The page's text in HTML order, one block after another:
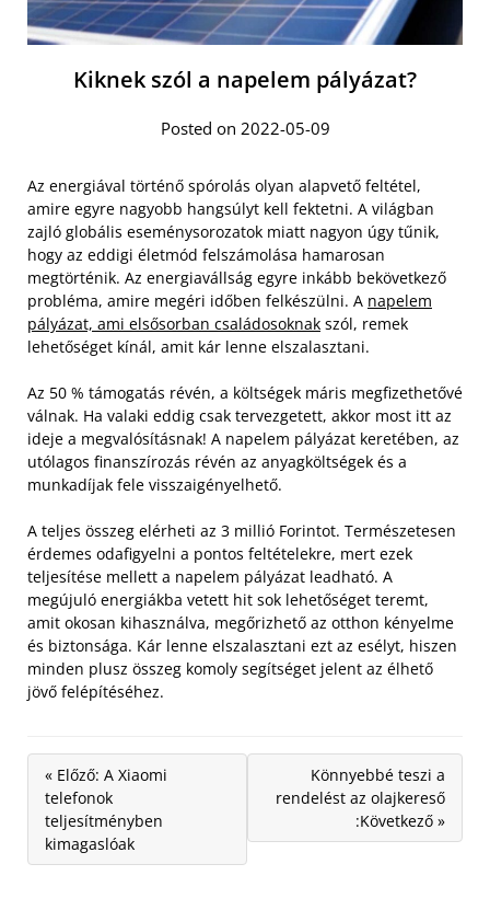
Kiknek szól a napelem pályázat?
Posted on 2022-05-09
Az energiával történő spórolás olyan alapvető feltétel,
amire egyre nagyobb hangsúlyt kell fektetni. A világban
zajló globális eseménysorozatok miatt nagyon úgy tűnik,
hogy az eddigi életmód felszámolása hamarosan
megtörténik. Az energiavállság egyre inkább bekövetkező
probléma, amire megéri időben felkészülni. A napelem
pályázat, ami elsősorban családosoknak szól, remek
lehetőséget kínál, amit kár lenne elszalasztani.
Az 50 % támogatás révén, a költségek máris megfizethetővé
válnak. Ha valaki eddig csak tervezgetett, akkor most itt az
ideje a megvalósításnak! A napelem pályázat keretében, az
utólagos finanszírozás révén az anyagköltségek és a
munkadíjak fele visszaigényelhető.
A teljes összeg elérheti az 3 millió Forintot. Természetesen
érdemes odafigyelni a pontos feltételekre, mert ezek
teljesítése mellett a napelem pályázat leadható. A
megújuló energiákba vetett hit sok lehetőséget teremt,
amit okosan kihasználva, megőrizhető az otthon kényelme
és biztonsága. Kár lenne elszalasztani ezt az esélyt, hiszen
minden plusz összeg komoly segítséget jelent az élhető
jövő felépítéséhez.
« Előző: A Xiaomi
telefonok
teljesítményben
kimagaslóak
Könnyebbé teszi a
rendelést az olajkereső
:Következő »